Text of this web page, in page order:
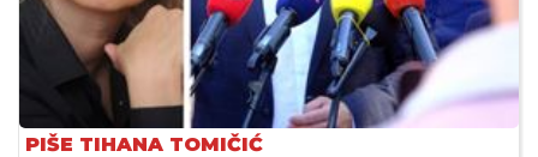
PIŠE TIHANA TOMIČIĆ